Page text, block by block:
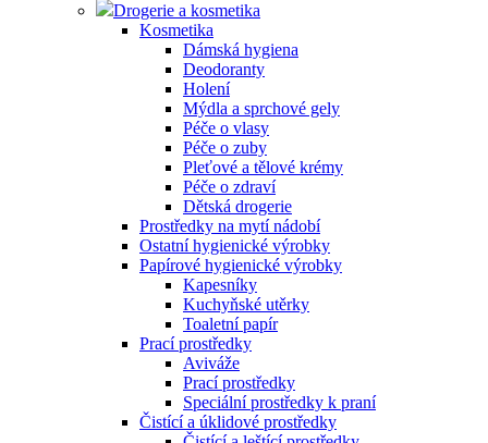
Drogerie a kosmetika
Kosmetika
Dámská hygiena
Deodoranty
Holení
Mýdla a sprchové gely
Péče o vlasy
Péče o zuby
Pleťové a tělové krémy
Péče o zdraví
Dětská drogerie
Prostředky na mytí nádobí
Ostatní hygienické výrobky
Papírové hygienické výrobky
Kapesníky
Kuchyňské utěrky
Toaletní papír
Prací prostředky
Aviváže
Prací prostředky
Speciální prostředky k praní
Čistící a úklidové prostředky